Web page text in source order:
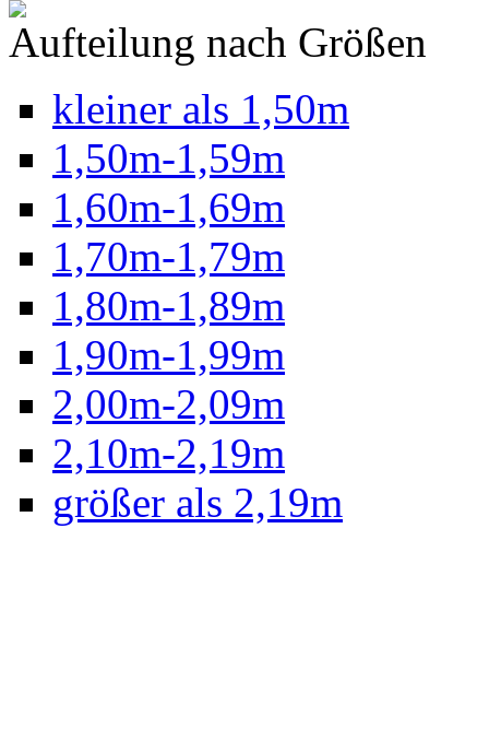
Aufteilung nach Größen
kleiner als 1,50m
1,50m-1,59m
1,60m-1,69m
1,70m-1,79m
1,80m-1,89m
1,90m-1,99m
2,00m-2,09m
2,10m-2,19m
größer als 2,19m